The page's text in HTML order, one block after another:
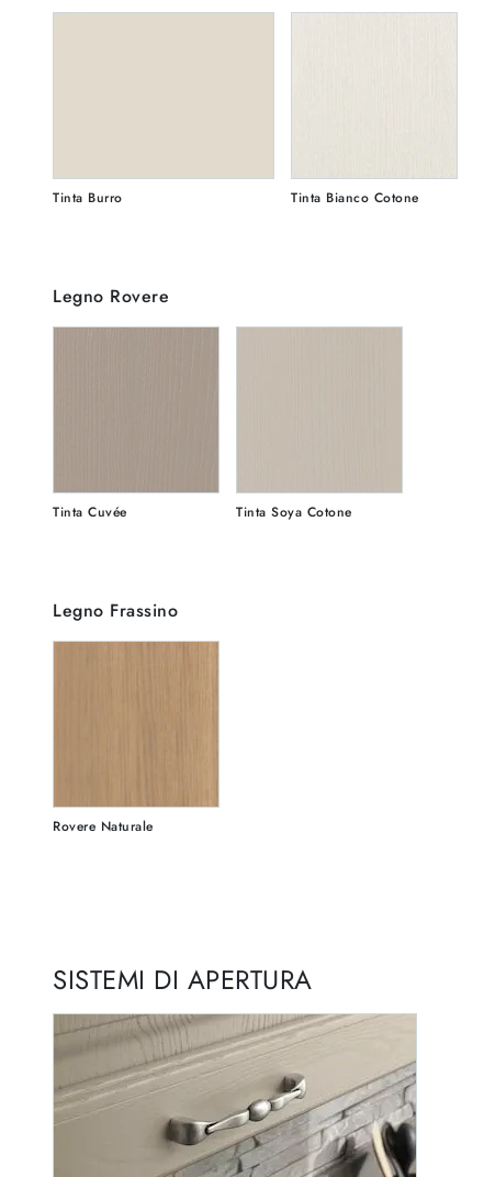
Tinta Burro Tinta Bianco Cotone
Legno Rovere
Tinta Cuvée Tinta Soya Cotone
Legno Frassino
Rovere Naturale
SISTEMI DI APERTURA